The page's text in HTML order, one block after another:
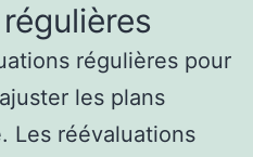
régulières pour
les plans
Les réévaluations